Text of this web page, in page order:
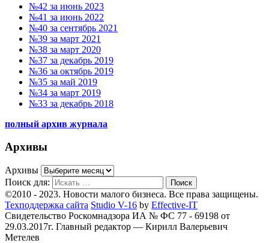
№42 за июнь 2023
№41 за июнь 2022
№40 за сентябрь 2021
№39 за март 2021
№38 за март 2020
№37 за декабрь 2019
№36 за октябрь 2019
№35 за май 2019
№34 за март 2019
№33 за декабрь 2018
полный архив журнала
Архивы
Архивы
Поиск для:
Поиск
©2010 - 2023. Новости малого бизнеса. Все права защищены.
Техподдержка сайта Studio V-16 by Effective-IT
Свидетельство Роскомнадзора ИА № ФС 77 - 69198 от
29.03.2017г.